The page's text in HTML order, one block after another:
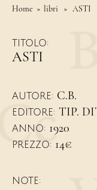
Home » libri » ASTI
TITOLO:
ASTI
AUTORE: C.B.
EDITORE: TIP.
ANNO: 1920
PREZZO: 14€
NOTE: